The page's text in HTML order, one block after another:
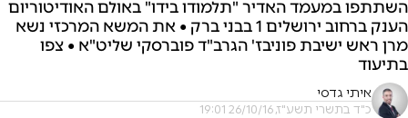
השתתפו במעמד האדיר "תלמודו בידו" באולם האודיטוריום
הענק ברחוב ירושלים 1 בבני ברק • את המשא המרכזי נשא
מרן ראש ישיבת פוניבז' הגרב"ד פוברסקי שליט"א • צפו
בתיעוד
איתי גדסי
כ"ד בתשרי תשע"ז, 26/10/16 19:01